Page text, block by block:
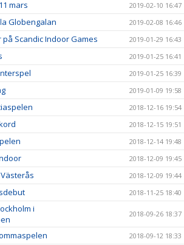
mars 2019-02-10 16:47
Globengalan 2019-02-08 16:46
Scandic Indoor Games 2019-01-29 16:43
2019-01-25 16:41
2019-01-25 16:39
2019-01-09 19:58
2018-12-16 19:54
2018-12-15 19:51
2018-12-14 19:48
2018-12-09 19:45
2018-12-09 19:44
2018-11-25 18:40
i
2018-09-26 18:37
2018-09-12 18:33